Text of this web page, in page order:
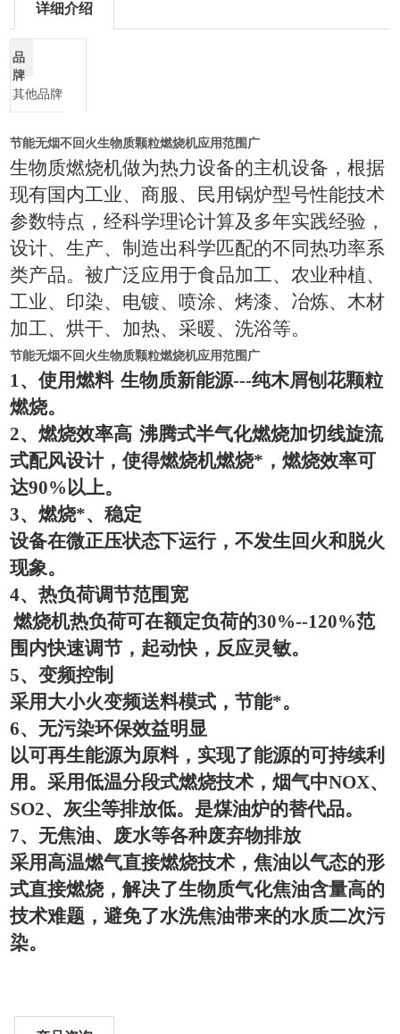
详细介绍
品
牌
其他品牌
节能无烟不回火生物质颗粒燃烧机应用范围广
生物质燃烧机做为热力设备的主机设备，根据
现有国内工业、商服、民用锅炉型号性能技术
参数特点，经科学理论计算及多年实践经验，
设计、生产、制造出科学匹配的不同热功率系
类产品。被广泛应用于食品加工、农业种植、
工业、印染、电镀、喷涂、烤漆、冶炼、木材
加工、烘干、加热、采暖、洗浴等。
节能无烟不回火生物质颗粒燃烧机应用范围广
1、使用燃料 生物质新能源---纯木屑刨花颗粒
燃烧。
2、燃烧效率高 沸腾式半气化燃烧加切线旋流
式配风设计，使得燃烧机燃烧*，燃烧效率可
达90%以上。
3、燃烧*、稳定
设备在微正压状态下运行，不发生回火和脱火
现象。
4、热负荷调节范围宽
燃烧机热负荷可在额定负荷的30%--120%范
围内快速调节，起动快，反应灵敏。
5、变频控制
采用大小火变频送料模式，节能*。
6、无污染环保效益明显
以可再生能源为原料，实现了能源的可持续利
用。采用低温分段式燃烧技术，烟气中NOX、
SO2、灰尘等排放低。是煤油炉的替代品。
7、无焦油、废水等各种废弃物排放
采用高温燃气直接燃烧技术，焦油以气态的形
式直接燃烧，解决了生物质气化焦油含量高的
技术难题，避免了水洗焦油带来的水质二次污
染。